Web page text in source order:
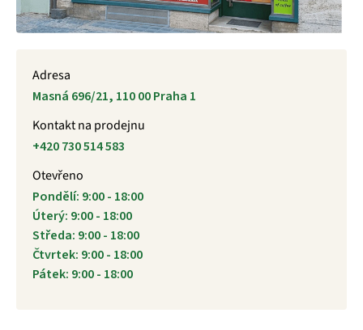
Adresa
Masná 696/21, 110 00 Praha 1
Kontakt na prodejnu
+420 730 514 583
Otevřeno
Pondělí: 9:00 - 18:00
Úterý: 9:00 - 18:00
Středa: 9:00 - 18:00
Čtvrtek: 9:00 - 18:00
Pátek: 9:00 - 18:00